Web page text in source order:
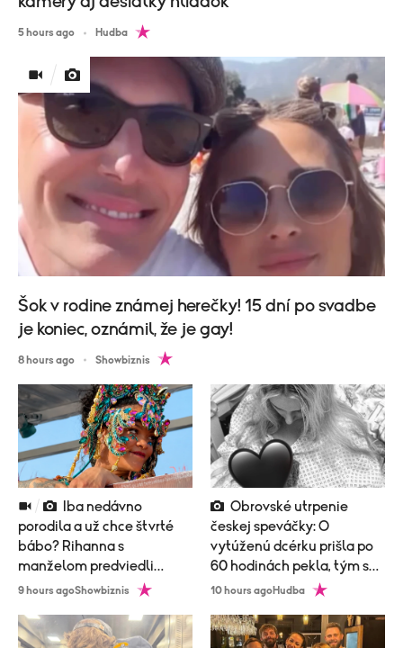
5 hours ago Hudba
Šok v rodine známej herečky! 15 dní po svadbe
je koniec, oznámil, že je gay!
8 hours ago Showbiznis
porodila a už chce štvrté
bábo? Rihanna s
manželom predviedli
poriadne nemravný tanec!
9 hours agoShowbiznis
českej speváčky: O
vytúženú dcérku prišla po
60 hodinách pekla, tým sa
to neskončilo
10 hours agoHudba